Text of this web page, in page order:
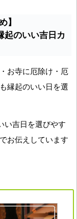
】
起のいい吉日カ
お寺に厄除け・厄
縁起のいい日を選
い吉日を選びやす
お伝えしています